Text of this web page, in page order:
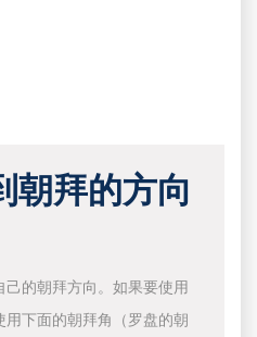
朝拜的方向
的朝拜方向。如果要使用
下面的朝拜角（罗盘的朝